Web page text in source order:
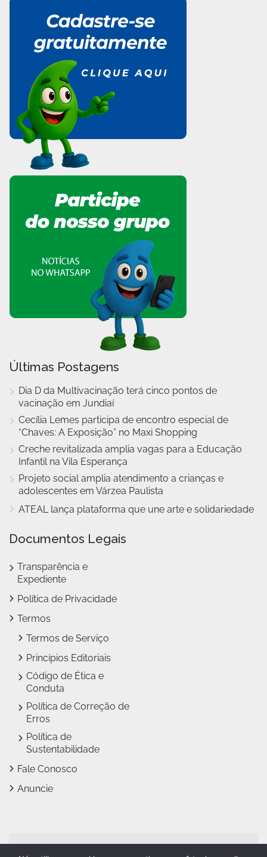
Últimas Postagens
Dia D da Multivacinação terá cinco pontos de
vacinação em Jundiaí
Cecília Lemes participa de encontro especial de
“Chaves: A Exposição” no Maxi Shopping
Creche revitalizada amplia vagas para a Educação
Infantil na Vila Esperança
Projeto social amplia atendimento a crianças e
adolescentes em Várzea Paulista
ATEAL lança plataforma que une arte e solidariedade
Documentos Legais
Transparência e
Expediente
Política de Privacidade
Termos
Termos de Serviço
Princípios Editoriais
Código de Ética e
Conduta
Política de Correção de
Erros
Política de
Sustentabilidade
Fale Conosco
Anuncie
Jundiaí Notícias faz parte